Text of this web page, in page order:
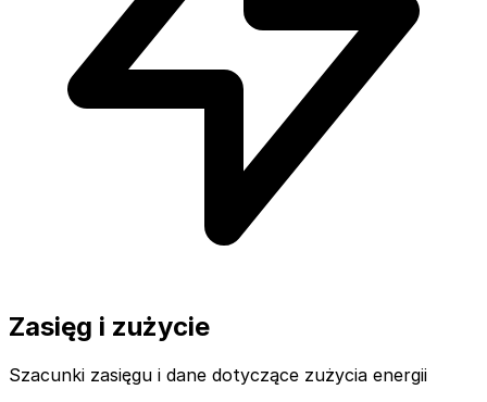
Zasięg i zużycie
Szacunki zasięgu i dane dotyczące zużycia energii